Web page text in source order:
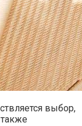
выбор,